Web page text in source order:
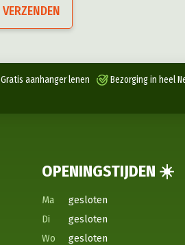
VERZENDEN
Gratis aanhanger lenen
Bezorging in heel
OPENINGSTIJDEN ☀️
Ma
gesloten
Di
gesloten
Wo
gesloten